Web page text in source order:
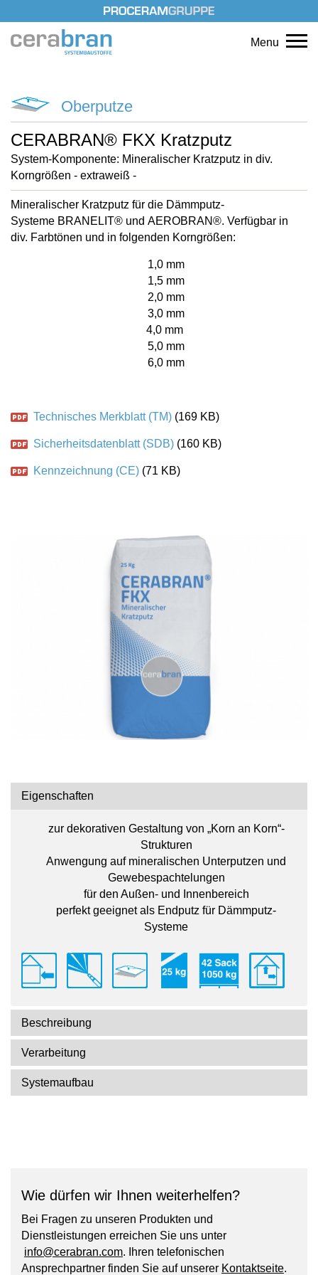
Menu
Oberputze
CERABRAN® FKX Kratzputz
System-Komponente: Mineralischer Kratzputz in div.
Korngrößen - extraweiß -
Mineralischer Kratzputz für die Dämmputz-
Systeme BRANELIT® und AEROBRAN®. Verfügbar in
div. Farbtönen und in folgenden Korngrößen:
1,0 mm
1,5 mm
2,0 mm
3,0 mm
4,0 mm
5,0 mm
6,0 mm
Technisches Merkblatt (TM) (169 KB)
Sicherheitsdatenblatt (SDB) (160 KB)
Kennzeichnung (CE) (71 KB)
Eigenschaften
zur dekorativen Gestaltung von „Korn an Korn“-
Strukturen
Anwengung auf mineralischen Unterputzen und
Gewebespachtelungen
für den Außen- und Innenbereich
perfekt geeignet als Endputz für Dämmputz-
Systeme
Beschreibung
Verarbeitung
Systemaufbau
Wie dürfen wir Ihnen weiterhelfen?
Bei Fragen zu unseren Produkten und
Dienstleistungen erreichen Sie uns unter
info@cerabran.com. Ihren telefonischen
Ansprechpartner finden Sie auf unserer Kontaktseite.